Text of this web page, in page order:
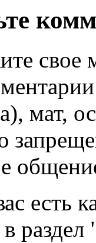
свое
мат,
есть
в